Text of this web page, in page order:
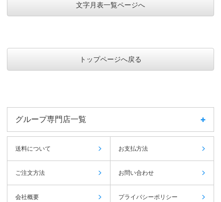
文字月表一覧ページへ
トップページへ戻る
グループ専門店一覧
送料について お支払方法
ご注文方法 お問い合わせ
会社概要 プライバシーポリシー